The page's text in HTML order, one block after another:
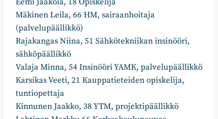
Mäkinen Leila, 66 HM, sairaanhoitaja
(palvelupäällikkö)
Rajakangas Niina, 51 Sähkötekniikan insinööri,
sähköpäällikkö
Valaja Minna, 54 Insinööri YAMK, palvelupäällikkö
Karsikas Veeti, 21 Kauppatieteiden opiskelija,
tuntiopettaja
Kinnunen Jaakko, 38 YTM, projektipäällikkö